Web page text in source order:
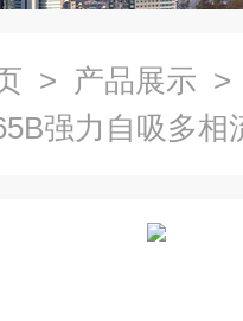
> 产品展示
强力自吸多相